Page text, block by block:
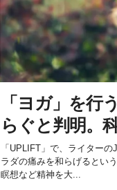
「ヨガ」を行
らぐと判明。
「UPLIFT」で、ライター
ラダの痛みを和らげるとい
瞑想など精神を大...